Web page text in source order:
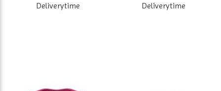
Deliverytime Deliverytime